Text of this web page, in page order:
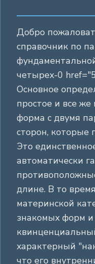
Добро
справочник по
четырех-0
Основное
простое и все
форма с двумя
сторон, которые
Это
автоматически
длине. В то
материнской
знакомых форм и
характерный
что его